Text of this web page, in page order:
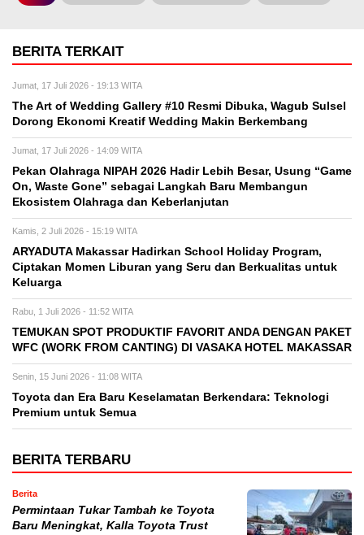
BERITA TERKAIT
Jumat, 17 Juli 2026 - 19:13 WITA
The Art of Wedding Gallery #10 Resmi Dibuka, Wagub Sulsel
Dorong Ekonomi Kreatif Wedding Makin Berkembang
Jumat, 17 Juli 2026 - 14:09 WITA
Pekan Olahraga NIPAH 2026 Hadir Lebih Besar, Usung “Game
On, Waste Gone” sebagai Langkah Baru Membangun
Ekosistem Olahraga dan Keberlanjutan
Kamis, 2 Juli 2026 - 15:19 WITA
ARYADUTA Makassar Hadirkan School Holiday Program,
Ciptakan Momen Liburan yang Seru dan Berkualitas untuk
Keluarga
Rabu, 1 Juli 2026 - 11:52 WITA
TEMUKAN SPOT PRODUKTIF FAVORIT ANDA DENGAN PAKET
WFC (WORK FROM CANTING) DI VASAKA HOTEL MAKASSAR
Senin, 15 Juni 2026 - 11:08 WITA
Toyota dan Era Baru Keselamatan Berkendara: Teknologi
Premium untuk Semua
BERITA TERBARU
Berita
Permintaan Tukar Tambah ke Toyota
Baru Meningkat, Kalla Toyota Trust